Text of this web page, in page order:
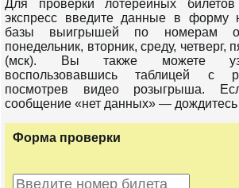
Для проверки лотерейных
экспресс введите данные в форму
базы выигрышей по номерам
понедельник, вторник, среду, четверг,
(мск). Вы также можете
воспользовавшись таблицей с
посмотрев видео розыгрыша.
сообщение «нет данных» —
Форма проверки